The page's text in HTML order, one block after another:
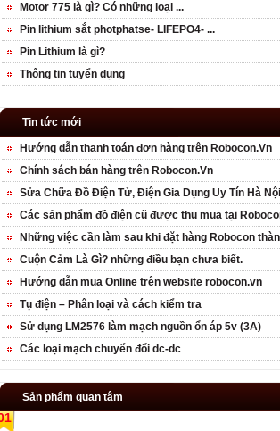
Motor 775 là gì? Có những loại ...
Pin lithium sắt photphatse- LIFEPO4- ...
Pin Lithium là gì?
Thông tin tuyển dụng
Tin tức mới
Hướng dẫn thanh toán đơn hàng trên Robocon.Vn
Chính sách bán hàng trên Robocon.Vn
Sửa Chữa Đồ Điện Tử, Điện Gia Dụng Uy Tín Hà Nội
Các sản phẩm đồ điện cũ được thu mua tại
Những việc cần làm sau khi đặt hàng Robocon
Cuộn Cảm Là Gì? những điều bạn chưa biết.
Hướng dẫn mua Online trên website robocon.vn
Tụ điện – Phân loại và cách kiểm tra
Sử dụng LM2576 làm mạch nguồn ổn áp 5v (3A)
Các loại mạch chuyển đổi dc-dc
Sản phẩm quan tâm